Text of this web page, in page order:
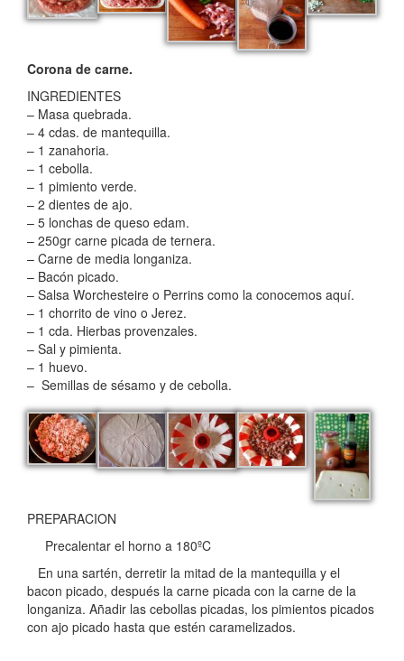
Corona de carne.
INGREDIENTES
– Masa quebrada.
– 4 cdas. de mantequilla.
– 1 zanahoria.
– 1 cebolla.
– 1 pimiento verde.
– 2 dientes de ajo.
– 5 lonchas de queso edam.
– 250gr carne picada de ternera.
– Carne de media longaniza.
– Bacón picado.
– Salsa Worchesteire o Perrins como la conocemos aquí.
– 1 chorrito de vino o Jerez.
– 1 cda. Hierbas provenzales.
– Sal y pimienta.
– 1 huevo.
– Semillas de sésamo y de cebolla.
PREPARACION
Precalentar el horno a 180ºC
En una sartén, derretir la mitad de la mantequilla y el
bacon picado, después la carne picada con la carne de la
longaniza. Añadir las cebollas picadas, los pimientos picados
con ajo picado hasta que estén caramelizados.